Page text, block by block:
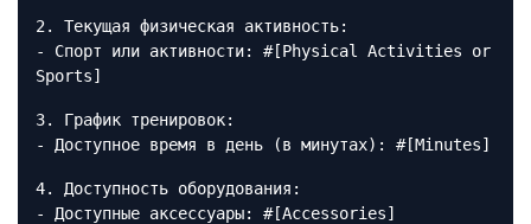
2. Текущая физическая активность:
- Спорт или активности: #[Physical Activities or
Sports]
3. График тренировок:
- Доступное время в день (в минутах): #[Minutes]
4. Доступность оборудования:
- Доступные аксессуары: #[Accessories]